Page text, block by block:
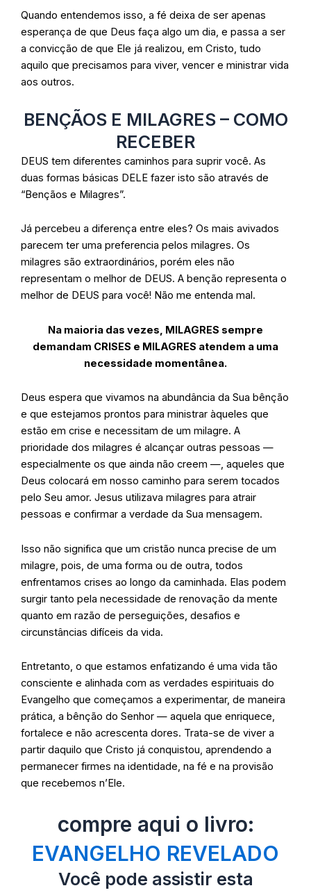
Quando entendemos isso, a fé deixa de ser apenas
esperança de que Deus faça algo um dia, e passa a ser
a convicção de que Ele já realizou, em Cristo, tudo
aquilo que precisamos para viver, vencer e ministrar vida
aos outros.
BENÇÃOS E MILAGRES – COMO
RECEBER
DEUS tem diferentes caminhos para suprir você. As
duas formas básicas DELE fazer isto são através de
“Bençãos e Milagres”.
Já percebeu a diferença entre eles? Os mais avivados
parecem ter uma preferencia pelos milagres. Os
milagres são extraordinários, porém eles não
representam o melhor de DEUS. A benção representa o
melhor de DEUS para você! Não me entenda mal.
Na maioria das vezes, MILAGRES sempre
demandam CRISES e MILAGRES atendem a uma
necessidade momentânea.
Deus espera que vivamos na abundância da Sua bênção
e que estejamos prontos para ministrar àqueles que
estão em crise e necessitam de um milagre. A
prioridade dos milagres é alcançar outras pessoas —
especialmente os que ainda não creem —, aqueles que
Deus colocará em nosso caminho para serem tocados
pelo Seu amor. Jesus utilizava milagres para atrair
pessoas e confirmar a verdade da Sua mensagem.
Isso não significa que um cristão nunca precise de um
milagre, pois, de uma forma ou de outra, todos
enfrentamos crises ao longo da caminhada. Elas podem
surgir tanto pela necessidade de renovação da mente
quanto em razão de perseguições, desafios e
circunstâncias difíceis da vida.
Entretanto, o que estamos enfatizando é uma vida tão
consciente e alinhada com as verdades espirituais do
Evangelho que começamos a experimentar, de maneira
prática, a bênção do Senhor — aquela que enriquece,
fortalece e não acrescenta dores. Trata-se de viver a
partir daquilo que Cristo já conquistou, aprendendo a
permanecer firmes na identidade, na fé e na provisão
que recebemos n’Ele.
compre aqui o livro:
EVANGELHO REVELADO
Você pode assistir esta